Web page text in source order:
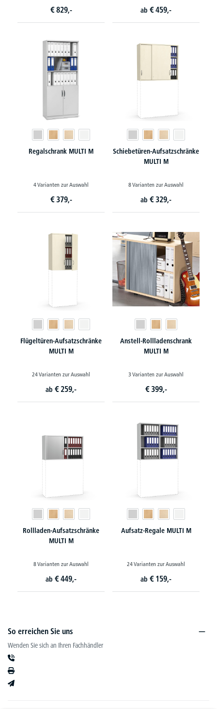
€ 829,- ab € 459,-
Regalschrank MULTI M
4 Varianten zur Auswahl
€ 379,-
Schiebetüren-Aufsatzschränke
MULTI M
8 Varianten zur Auswahl
ab € 329,-
Flügeltüren-Aufsatzschränke
MULTI M
24 Varianten zur Auswahl
ab € 259,-
Anstell-Rollladenschrank
MULTI M
3 Varianten zur Auswahl
€ 399,-
Rollladen-Aufsatzschränke
MULTI M
8 Varianten zur Auswahl
ab € 449,-
Aufsatz-Regale MULTI M
24 Varianten zur Auswahl
ab € 159,-
So erreichen Sie uns
Wenden Sie sich an Ihren Fachhändler